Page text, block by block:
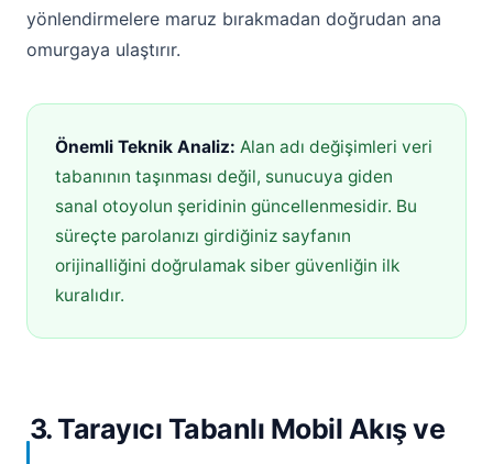
yönlendirmelere maruz bırakmadan doğrudan ana
omurgaya ulaştırır.
Önemli Teknik Analiz: Alan adı değişimleri veri
tabanının taşınması değil, sunucuya giden
sanal otoyolun şeridinin güncellenmesidir. Bu
süreçte parolanızı girdiğiniz sayfanın
orijinalliğini doğrulamak siber güvenliğin ilk
kuralıdır.
3. Tarayıcı Tabanlı Mobil Akış ve